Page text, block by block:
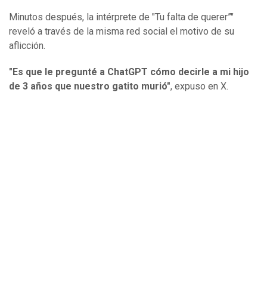
Minutos después, la intérprete de "Tu falta de querer”"
reveló a través de la misma red social el motivo de su
aflicción.
"Es que le pregunté a ChatGPT cómo decirle a mi hijo
de 3 años que nuestro gatito murió", expuso en X.